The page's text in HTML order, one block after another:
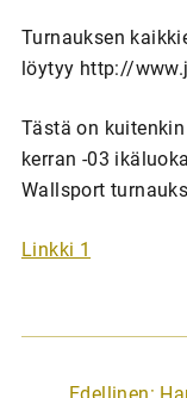
Turnauksen
löytyy http://
Tästä on
kerran -03
Wallsport
Linkki 1
A